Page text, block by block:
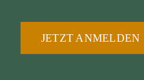
JETZT ANMELDEN